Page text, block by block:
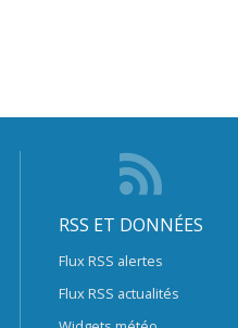
RSS ET DONNÉES
Flux RSS alertes
Flux RSS actualités